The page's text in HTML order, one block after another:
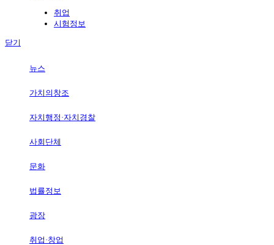
취업
시험정보
닫기
뉴스
가치의창조
자치행정·자치경찰
사회단체
문화
법률정보
광장
취업·창업